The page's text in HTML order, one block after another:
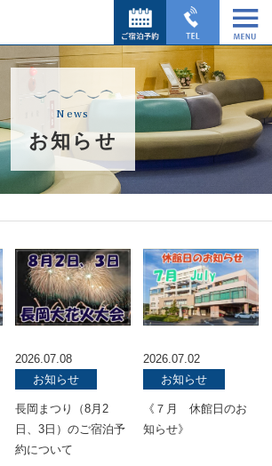
News
お知らせ
2026.07.08
お知らせ
長岡まつり（8月2
日、3日）のご宿泊予
約について
2026.07.02
お知らせ
《７月 休館日のお
知らせ》